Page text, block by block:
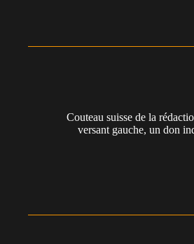
Couteau suisse de la
versant gauche, un don